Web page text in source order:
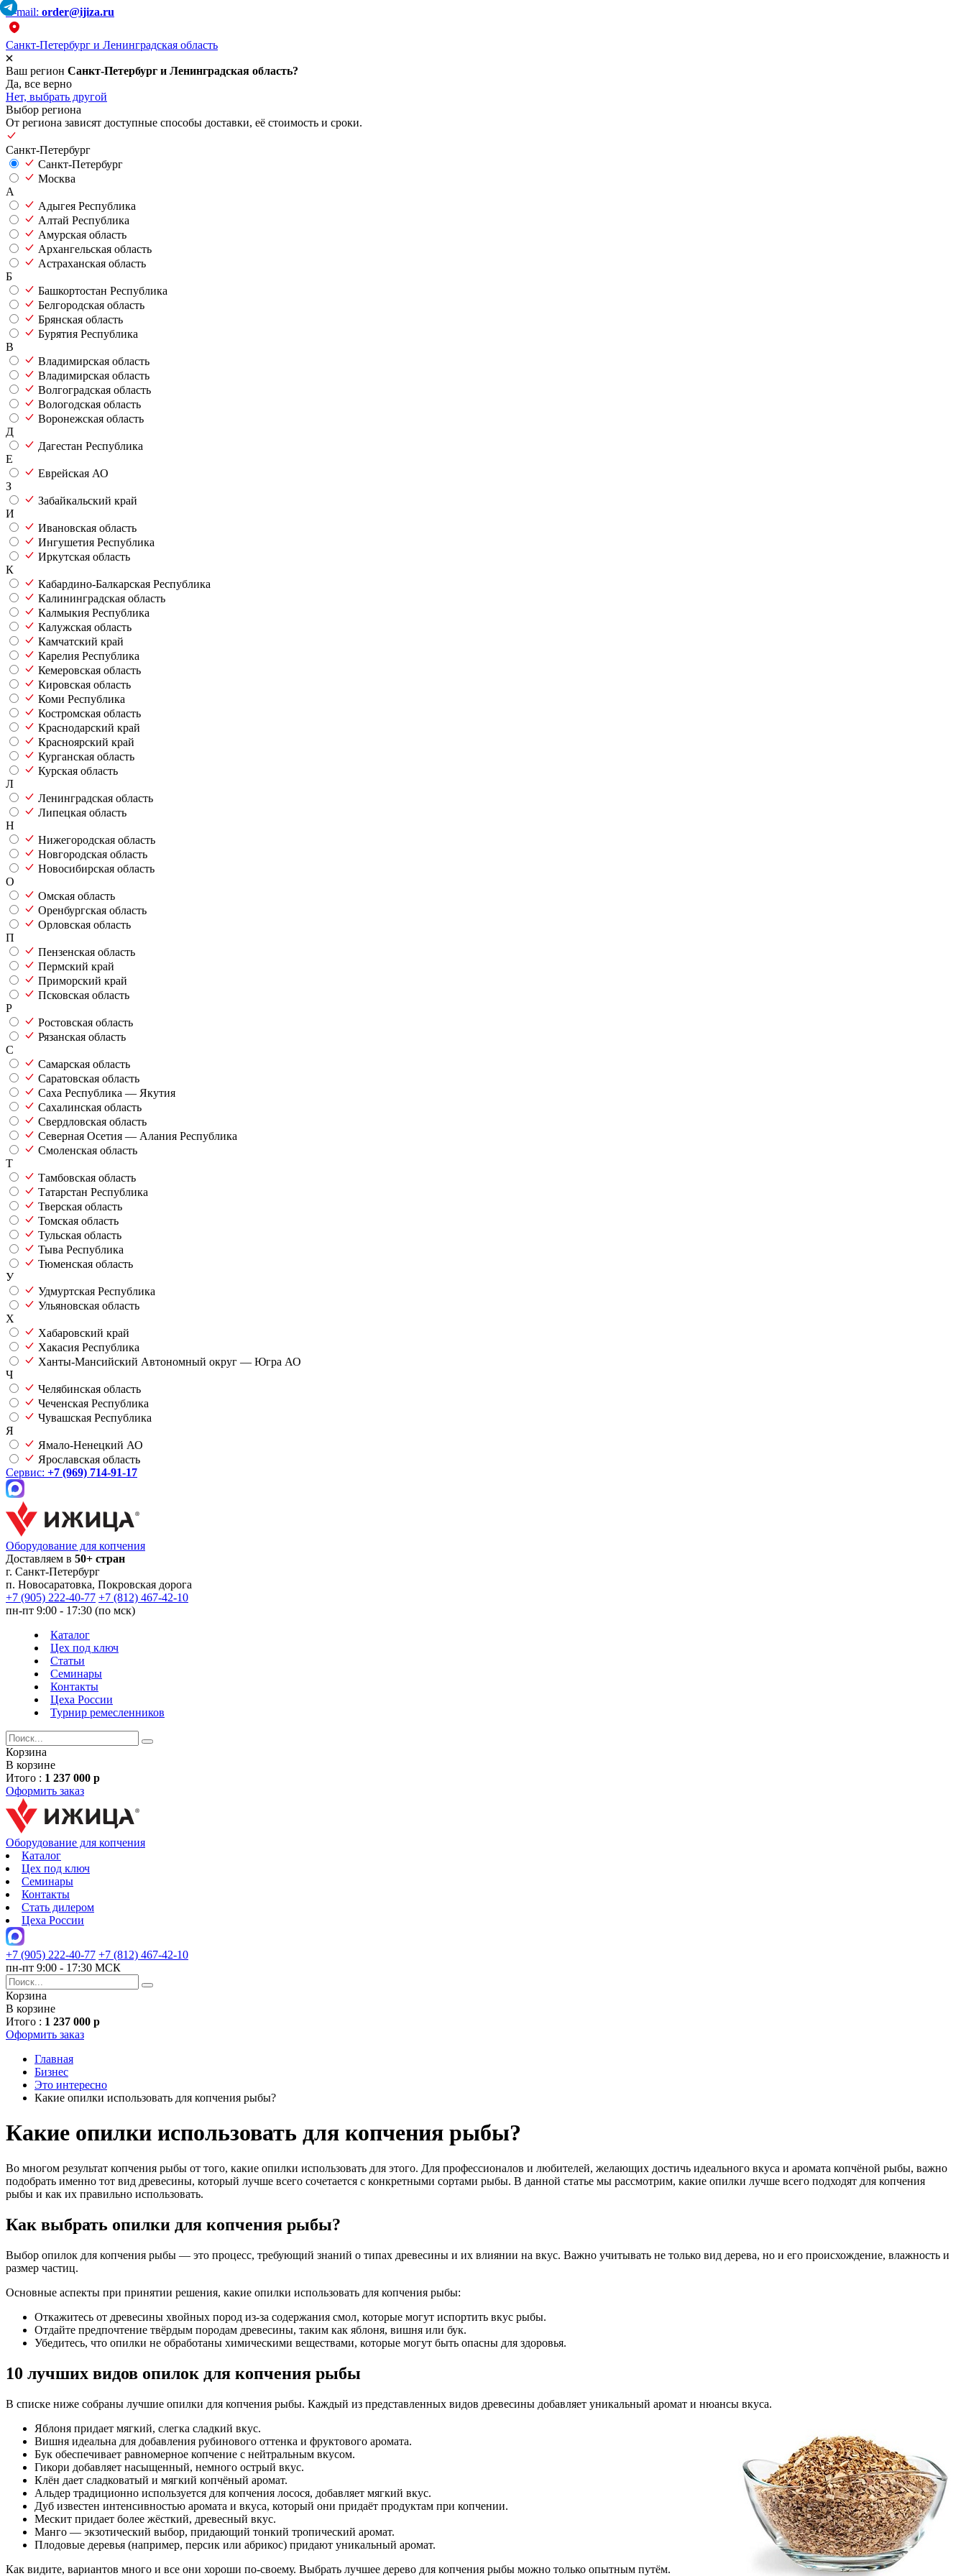
E-mail: order@ijiza.ru
Санкт-Петербург и Ленинградская область
Ваш регион Санкт-Петербург и Ленинградская область?
Да, все верно
Нет, выбрать другой
Выбор региона
От региона зависят доступные способы доставки, её стоимость и сроки.
Санкт-Петербург
Санкт-Петербург
Москва
А
Адыгея Республика
Алтай Республика
Амурская область
Архангельская область
Астраханская область
Б
Башкортостан Республика
Белгородская область
Брянская область
Бурятия Республика
В
Владимирская область
Владимирская область
Волгоградская область
Вологодская область
Воронежская область
Д
Дагестан Республика
Е
Еврейская АО
З
Забайкальский край
И
Ивановская область
Ингушетия Республика
Иркутская область
К
Кабардино-Балкарская Республика
Калининградская область
Калмыкия Республика
Калужская область
Камчатский край
Карелия Республика
Кемеровская область
Кировская область
Коми Республика
Костромская область
Краснодарский край
Красноярский край
Курганская область
Курская область
Л
Ленинградская область
Липецкая область
Н
Нижегородская область
Новгородская область
Новосибирская область
О
Омская область
Оренбургская область
Орловская область
П
Пензенская область
Пермский край
Приморский край
Псковская область
Р
Ростовская область
Рязанская область
С
Самарская область
Саратовская область
Саха Республика — Якутия
Сахалинская область
Свердловская область
Северная Осетия — Алания Республика
Смоленская область
Т
Тамбовская область
Татарстан Республика
Тверская область
Томская область
Тульская область
Тыва Республика
Тюменская область
У
Удмуртская Республика
Ульяновская область
Х
Хабаровский край
Хакасия Республика
Ханты-Мансийский Автономный округ — Югра АО
Ч
Челябинская область
Чеченская Республика
Чувашская Республика
Я
Ямало-Ненецкий АО
Ярославская область
Сервис: +7 (969) 714-91-17
Оборудование для копчения
Доставляем в 50+ стран
г. Санкт-Петербург
п. Новосаратовка, Покровская дорога
+7 (905) 222-40-77 +7 (812) 467-42-10
пн-пт 9:00 - 17:30 (по мск)
Каталог
Цех под ключ
Статьи
Семинары
Контакты
Цеха России
Турнир ремесленников
Корзина
В корзине
Итого : 1 237 000 р
Оформить заказ
Оборудование для копчения
Каталог
Цех под ключ
Семинары
Контакты
Стать дилером
Цеха России
+7 (905) 222-40-77 +7 (812) 467-42-10
пн-пт 9:00 - 17:30 МСК
Корзина
В корзине
Итого : 1 237 000 р
Оформить заказ
Главная
Бизнес
Это интересно
Какие опилки использовать для копчения рыбы?
Какие опилки использовать для копчения рыбы?
Во многом результат копчения рыбы от того, какие опилки использовать для этого. Для профессионалов и любителей, желающих достичь идеального вкуса и аромата копчёной рыбы, важно
подобрать именно тот вид древесины, который лучше всего сочетается с конкретными сортами рыбы. В данной статье мы рассмотрим, какие опилки лучше всего подходят для копчения
рыбы и как их правильно использовать.
Как выбрать опилки для копчения рыбы?
Выбор опилок для копчения рыбы — это процесс, требующий знаний о типах древесины и их влиянии на вкус. Важно учитывать не только вид дерева, но и его происхождение, влажность и
размер частиц.
Основные аспекты при принятии решения, какие опилки использовать для копчения рыбы:
Откажитесь от древесины хвойных пород из-за содержания смол, которые могут испортить вкус рыбы.
Отдайте предпочтение твёрдым породам древесины, таким как яблоня, вишня или бук.
Убедитесь, что опилки не обработаны химическими веществами, которые могут быть опасны для здоровья.
10 лучших видов опилок для копчения рыбы
В списке ниже собраны лучшие опилки для копчения рыбы. Каждый из представленных видов древесины добавляет уникальный аромат и нюансы вкуса.
Яблоня придает мягкий, слегка сладкий вкус.
Вишня идеальна для добавления рубинового оттенка и фруктового аромата.
Бук обеспечивает равномерное копчение с нейтральным вкусом.
Гикори добавляет насыщенный, немного острый вкус.
Клён дает сладковатый и мягкий копчёный аромат.
Альдер традиционно используется для копчения лосося, добавляет мягкий вкус.
Дуб известен интенсивностью аромата и вкуса, который они придаёт продуктам при копчении.
Мескит придает более жёсткий, древесный вкус.
Манго — экзотический выбор, придающий тонкий тропический аромат.
Плодовые деревья (например, персик или абрикос) придают уникальный аромат.
Как видите, вариантов много и все они хороши по-своему. Выбрать лучшее дерево для копчения рыбы можно только опытным путём.